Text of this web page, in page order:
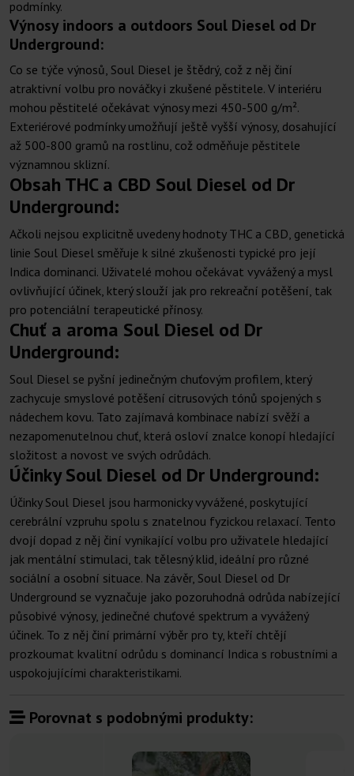
podmínky.
Výnosy indoors a outdoors Soul Diesel od Dr
Underground:
Co se týče výnosů, Soul Diesel je štědrý, což z něj činí
atraktivní volbu pro nováčky i zkušené pěstitele. V interiéru
mohou pěstitelé očekávat výnosy mezi 450-500 g/m².
Exteriérové podmínky umožňují ještě vyšší výnosy, dosahující
až 500-800 gramů na rostlinu, což odměňuje pěstitele
významnou sklizní.
Obsah THC a CBD Soul Diesel od Dr
Underground:
Ačkoli nejsou explicitně uvedeny hodnoty THC a CBD, genetická
linie Soul Diesel směřuje k silné zkušenosti typické pro její
Indica dominanci. Uživatelé mohou očekávat vyvážený a mysl
ovlivňující účinek, který slouží jak pro rekreační potěšení, tak
pro potenciální terapeutické přínosy.
Chuť a aroma Soul Diesel od Dr
Underground:
Soul Diesel se pyšní jedinečným chuťovým profilem, který
zachycuje smyslové potěšení citrusových tónů spojených s
nádechem kovu. Tato zajímavá kombinace nabízí svěží a
nezapomenutelnou chuť, která osloví znalce konopí hledající
složitost a novost ve svých odrůdách.
Účinky Soul Diesel od Dr Underground:
Účinky Soul Diesel jsou harmonicky vyvážené, poskytující
cerebrální vzpruhu spolu s znatelnou fyzickou relaxací. Tento
dvojí dopad z něj činí vynikající volbu pro uživatele hledající
jak mentální stimulaci, tak tělesný klid, ideální pro různé
sociální a osobní situace. Na závěr, Soul Diesel od Dr
Underground se vyznačuje jako pozoruhodná odrůda nabízející
působivé výnosy, jedinečné chuťové spektrum a vyvážený
účinek. To z něj činí primární výběr pro ty, kteří chtějí
prozkoumat kvalitní odrůdu s dominancí Indica s robustními a
uspokojujícími charakteristikami.
Porovnat s podobnými produkty: